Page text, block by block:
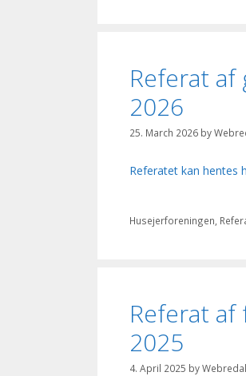
Referat
2026
25. March 2026 by
Referatet kan hentes
Categories
Husejerforeningen,
Referat
2025
4. April 2025 by